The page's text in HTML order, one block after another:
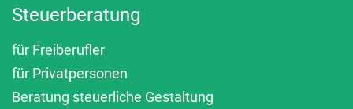
Steuerberatung
für Freiberufler
für Privatpersonen
Beratung steuerliche Gestaltung